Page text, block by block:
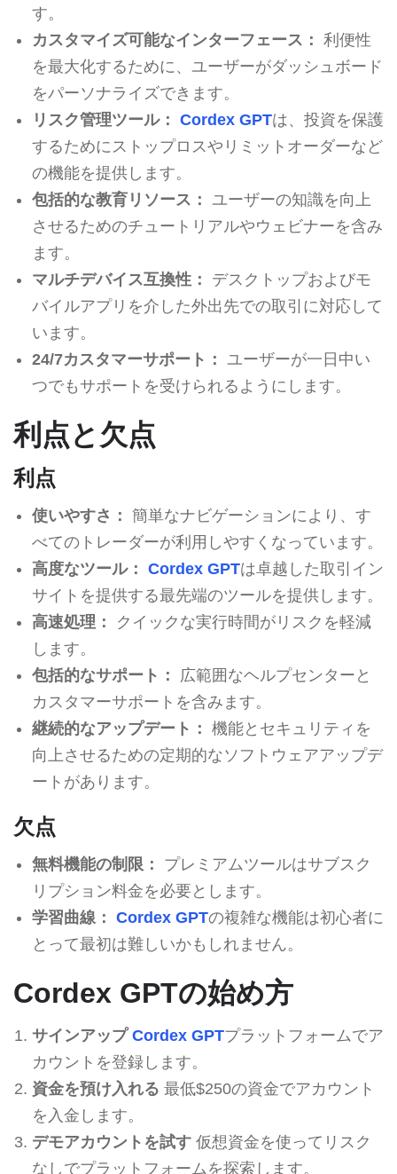
す。
カスタマイズ可能なインターフェース： 利便性
を最大化するために、ユーザーがダッシュボード
をパーソナライズできます。
リスク管理ツール： Cordex GPTは、投資を保護
するためにストップロスやリミットオーダーなど
の機能を提供します。
包括的な教育リソース：
ユーザーの知識を向上
させるためのチュートリアルやウェビナーを含み
ます。
マルチデバイス互換性：
デスクトップおよびモ
バイルアプリを介した外出先での取引に対応して
います。
24/7カスタマーサポート：
ユーザーが一日中い
つでもサポートを受けられるようにします。
利点と欠点
利点
使いやすさ： 簡単なナビゲーションにより、す
べてのトレーダーが利用しやすくなっています。
高度なツール： Cordex GPTは卓越した取引イン
サイトを提供する最先端のツールを提供します。
高速処理：
クイックな実行時間がリスクを軽減
します。
包括的なサポート：
広範囲なヘルプセンターと
カスタマーサポートを含みます。
継続的なアップデート： 機能とセキュリティを
向上させるための定期的なソフトウェアアップデ
ートがあります。
欠点
無料機能の制限：
プレミアムツールはサブスク
リプション料金を必要とします。
学習曲線： Cordex GPTの複雑な機能は初心者に
とって最初は難しいかもしれません。
Cordex GPTの始め方
サインアップ Cordex GPTプラットフォームでア
カウントを登録します。
資金を預け入れる 最低$250の資金でアカウント
を入金します。
デモアカウントを試す仮想資金を使ってリスク
なしでプラットフォームを探索します。